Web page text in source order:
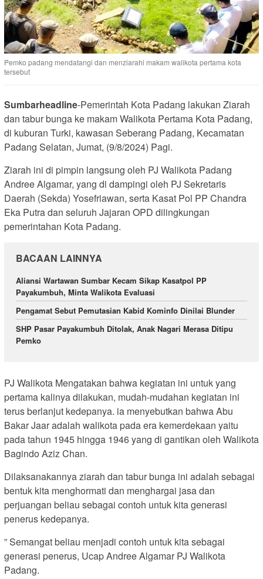
Pemko padang mendatangi dan menziarahi makam walikota pertama kota
tersebut
Sumbarheadline-Pemerintah Kota Padang lakukan Ziarah
dan tabur bunga ke makam Walikota Pertama Kota Padang,
di kuburan Turki, kawasan Seberang Padang, Kecamatan
Padang Selatan, Jumat, (9/8/2024) Pagi.
Ziarah ini di pimpin langsung oleh PJ Walikota Padang
Andree Algamar, yang di dampingi oleh PJ Sekretaris
Daerah (Sekda) Yosefriawan, serta Kasat Pol PP Chandra
Eka Putra dan seluruh Jajaran OPD dilingkungan
pemerintahan Kota Padang.
BACAAN LAINNYA
Aliansi Wartawan Sumbar Kecam Sikap Kasatpol PP
Payakumbuh, Minta Walikota Evaluasi
Pengamat Sebut Pemutasian Kabid Kominfo Dinilai Blunder
SHP Pasar Payakumbuh Ditolak, Anak Nagari Merasa Ditipu
Pemko
PJ Walikota Mengatakan bahwa kegiatan ini untuk yang
pertama kalinya dilakukan, mudah-mudahan kegiatan ini
terus berlanjut kedepanya. ia menyebutkan bahwa Abu
Bakar Jaar adalah walikota pada era kemerdekaan yaitu
pada tahun 1945 hingga 1946 yang di gantikan oleh Walikota
Bagindo Aziz Chan.
Dilaksanakannya ziarah dan tabur bunga ini adalah sebagai
bentuk kita menghormati dan menghargai jasa dan
perjuangan beliau sebagai contoh untuk kita generasi
penerus kedepanya.
” Semangat beliau menjadi contoh untuk kita sebagai
generasi penerus, Ucap Andree Algamar PJ Walikota
Padang.